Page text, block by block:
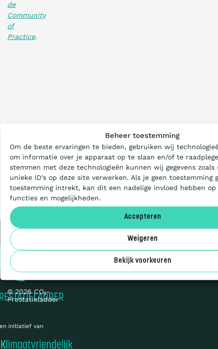
Beheer toestemming
Om de beste ervaringen te bieden, gebruiken wij
om informatie over je apparaat op te slaan en/of te
stemmen met deze technologieën kunnen wij gegevens zoals
unieke ID's op deze site verwerken. Als je geen toestemming
toestemming intrekt, kan dit een nadelige invloed hebben op
functies en mogelijkheden.
Accepteren
Weigeren
Bekijk voorkeuren
de
Community
of
Practice.
initiatief van
© 2026 CO₂-
Prestatieladder
Certificeren
Aanbesteden
Deelnemers
Over ons